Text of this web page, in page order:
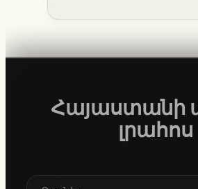
Հայաստանի
լրահոս